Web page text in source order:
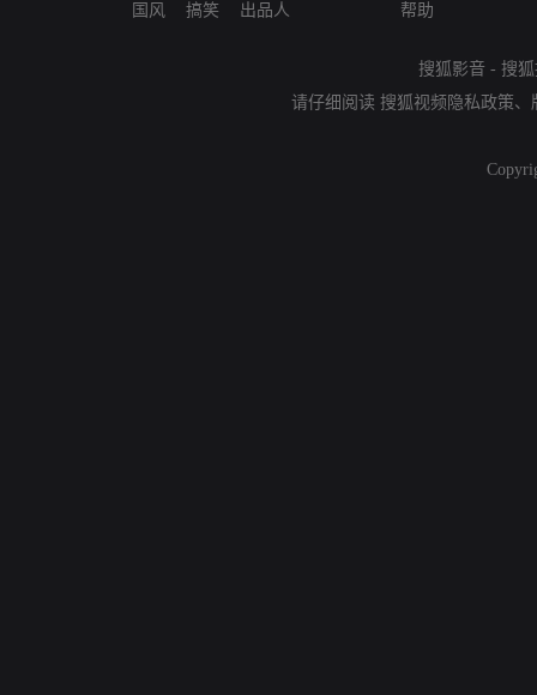
国风
搞笑
出品人
帮助
搜狐影音 - 搜
请仔细阅读 搜狐视频隐私政策、